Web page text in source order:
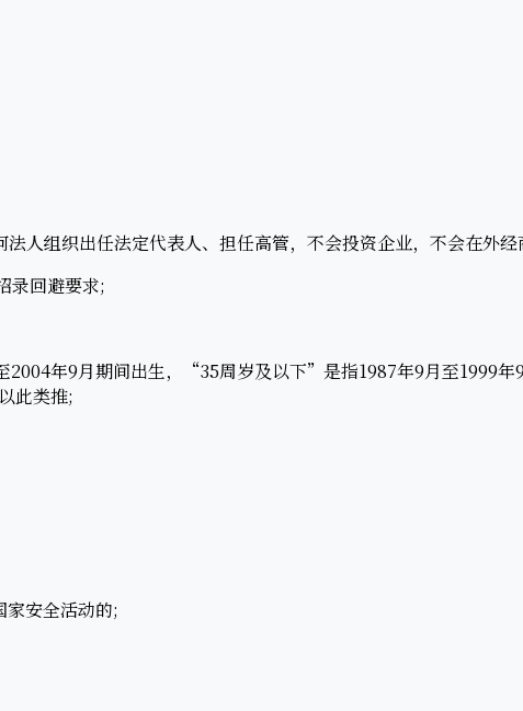
组织出任法定代表人、担任高管，不会投资企业，不会在外经
回避要求;
年9月期间出生，“35周岁及以下”是指1987年9月至1999年
此类推;
安全活动的;